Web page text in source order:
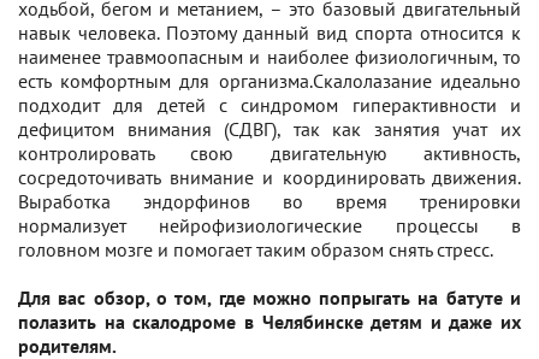
ходьбой, бегом и метанием, – это базовый двигательный
навык человека. Поэтому данный вид спорта относится к
наименее травмоопасным и наиболее физиологичным, то
есть комфортным для организма.Скалолазание идеально
подходит для детей с синдромом гиперактивности и
дефицитом внимания (СДВГ), так как занятия учат их
контролировать свою двигательную активность,
сосредоточивать внимание и координировать движения.
Выработка эндорфинов во время тренировки
нормализует нейрофизиологические процессы в
головном мозге и помогает таким образом снять стресс.
Для вас обзор, о том, где можно попрыгать на батуте и
полазить на скалодроме в Челябинске детям и даже их
родителям.